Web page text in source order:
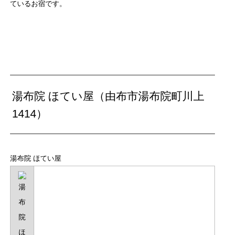
ているお宿です。
湯布院 ほてい屋（由布市湯布院町川上
1414）
湯布院 ほてい屋